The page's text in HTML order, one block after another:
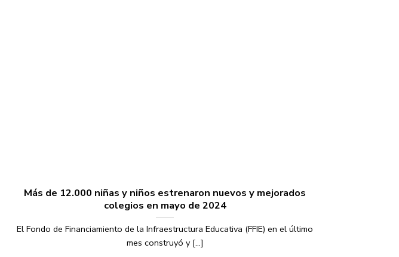
Más de 12.000 niñas y niños estrenaron nuevos y mejorados
colegios en mayo de 2024
El Fondo de Financiamiento de la Infraestructura Educativa (FFIE) en el último
mes construyó y [...]